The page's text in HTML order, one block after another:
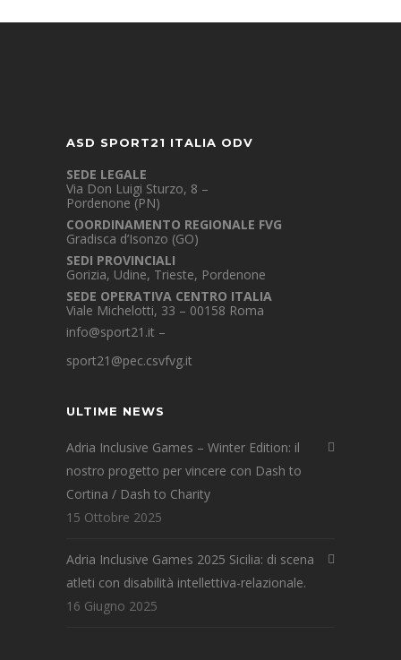
ASD SPORT21 ITALIA ODV
SEDE LEGALE
Via Don Luigi Sturzo, 8 –
Pordenone (PN)
COORDINAMENTO REGIONALE FVG
Gradisca d’Isonzo (GO)
SEDI PROVINCIALI
Gorizia, Udine, Trieste, Pordenone
SEDE OPERATIVA CENTRO ITALIA
Viale Michelotti, 33 – 00158 Roma
info@sport21.it –
sport21@pec.csvfvg.it
ULTIME NEWS
Adria Inclusive Games – Winter Edition: il
nostro progetto per vincere con Dash to
Cortina / Dash to Charity
15 Ottobre 2025
Adria Inclusive Games 2025 Sicilia: di scena
atleti con disabilità intellettiva-relazionale.
16 Giugno 2025